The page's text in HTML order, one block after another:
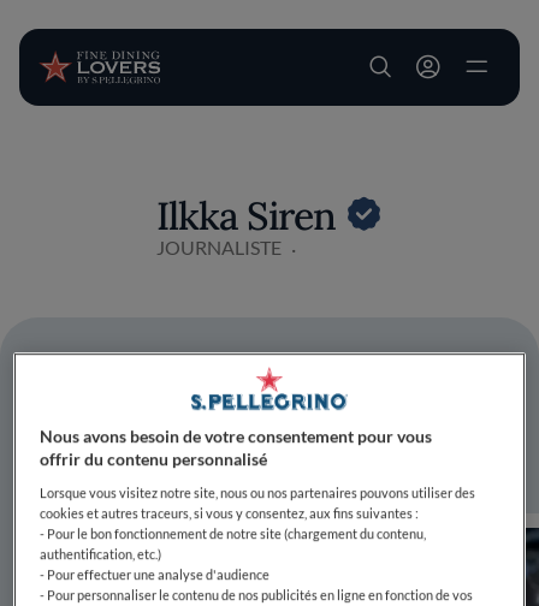
User account
Ilkka Siren
JOURNALISTE
Encore plus à découvrir
Nous avons besoin de votre consentement pour vous
offrir du contenu personnalisé
Lorsque vous visitez notre site, nous ou nos partenaires pouvons utiliser des
cookies et autres traceurs, si vous y consentez, aux fins suivantes :
- Pour le bon fonctionnement de notre site (chargement du contenu,
authentification, etc.)
- Pour effectuer une analyse d'audience
- Pour personnaliser le contenu de nos publicités en ligne en fonction de vos